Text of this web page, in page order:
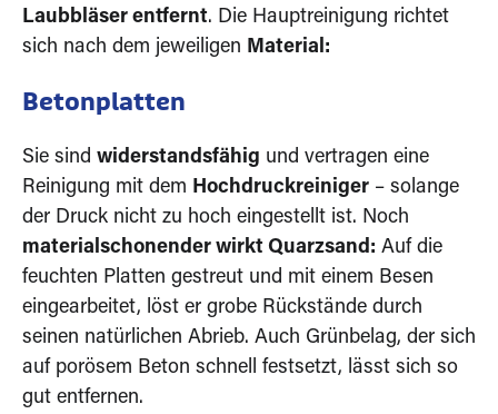
Laubbläser entfernt. Die Hauptreinigung richtet
sich nach dem jeweiligen Material:
Betonplatten
Sie sind widerstandsfähig und vertragen eine
Reinigung mit dem Hochdruckreiniger – solange
der Druck nicht zu hoch eingestellt ist. Noch
materialschonender wirkt Quarzsand: Auf die
feuchten Platten gestreut und mit einem Besen
eingearbeitet, löst er grobe Rückstände durch
seinen natürlichen Abrieb. Auch Grünbelag, der sich
auf porösem Beton schnell festsetzt, lässt sich so
gut entfernen.